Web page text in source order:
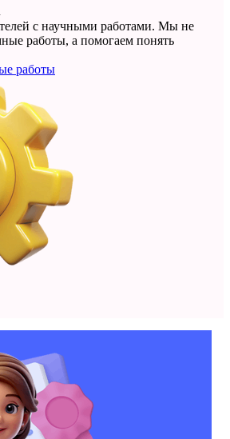
с научными работами. Мы не
работы, а помогаем понять
работы